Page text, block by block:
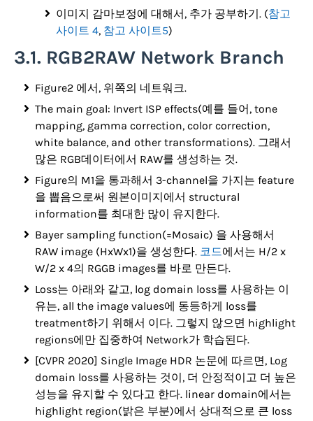
이미지 감마보정에 대해서, 추가 공부하기. (참고
사이트 4, 참고 사이트5)
3.1. RGB2RAW Network Branch
Figure2 에서, 위쪽의 네트워크.
The main goal: Invert ISP effects(예를 들어, tone
mapping, gamma correction, color correction,
white balance, and other transformations). 그래서
많은 RGB데이터에서 RAW를 생성하는 것.
Figure의 M1을 통과해서 3-channel을 가지는 feature
을 뽑음으로써 원본이미지에서 structural
information를 최대한 많이 유지한다.
Bayer sampling function(=Mosaic) 을 사용해서
RAW image (HxWx1)을 생성한다. 코드에서는 H/2 x
W/2 x 4의 RGGB images를 바로 만든다.
Loss는 아래와 같고, log domain loss를 사용하는 이
유는, all the image values에 동등하게 loss를
treatment하기 위해서 이다. 그렇지 않으면 highlight
regions에만 집중하여 Network가 학습된다.
[CVPR 2020] Single Image HDR 논문에 따르면, Log
domain loss를 사용하는 것이, 더 안정적이고 더 높은
성능을 유지할 수 있다고 한다. linear domain에서는
highlight region(밝은 부분)에서 상대적으로 큰 loss